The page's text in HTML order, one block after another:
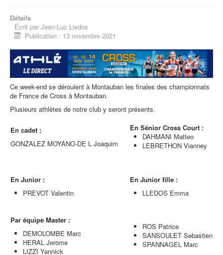
Détails
Écrit par Jean-Luc Lledos
Publication : 13 novembre 2021
Ce week-end se déroulent à Montauban les finales des championnats
de France de Cross à Montauban.
Plusieurs athlètes de notre club y seront présents.
En cadet :
GONZALEZ MOYANO-DE L Joaquim
En Sénior Cross Court :
DAHMANI Matteo
LEBRETHON Vianney
En Junior :
PREVOT Valentin
En Junior fille :
LLEDOS Emma
Par équipe Master :
DEMOLOMBE Marc
HERAL Jerome
LIZZI Yannick
ROS Patrice
SANSOULET Sebastien
SPANNAGEL Marc